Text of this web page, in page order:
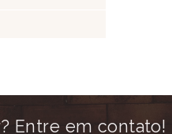
Entre em contato!